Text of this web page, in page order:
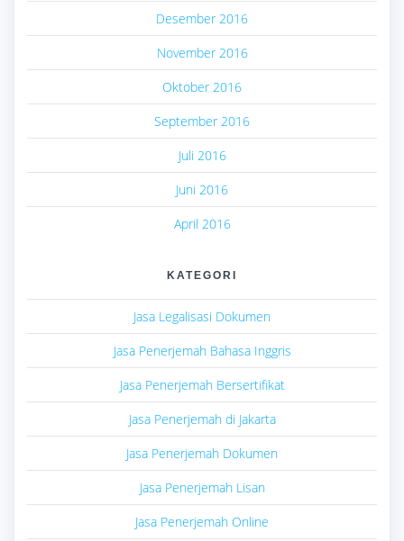
Desember 2016
November 2016
Oktober 2016
September 2016
Juli 2016
Juni 2016
April 2016
KATEGORI
Jasa Legalisasi Dokumen
Jasa Penerjemah Bahasa Inggris
Jasa Penerjemah Bersertifikat
Jasa Penerjemah di Jakarta
Jasa Penerjemah Dokumen
Jasa Penerjemah Lisan
Jasa Penerjemah Online